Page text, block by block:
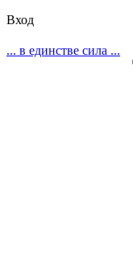
Вход
... в единстве сила ...